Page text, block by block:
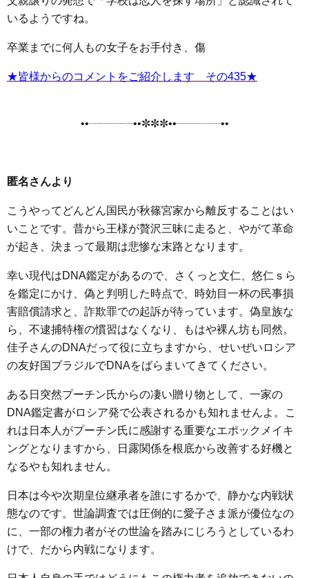
いるようですね。
卒業までに何人もの女子をお手付き、傷
★皆様からのコメントをご紹介します その435★
••┈┈┈┈••✼✼✼••┈┈┈┈••
匿名さんより
こうやってどんどん国民が秋篠宮家から離反することはい
いことです。昔から王様が贅沢三昧に走ると、やがて革命
が起き、決まって最期は悲惨な末路となります。
幸い現代はDNA鑑定があるので、さくっと文仁、悠仁ｓら
を鑑定にかけ、偽と判明した時点で、時効目一杯の民事損
害賠償請求と、詐欺罪での起訴が待っています。偽皇族な
ら、不逮捕特権の慣習はなくなり、もはや裸ん坊も同然。
佳子さんのDNAだって役に立ちますから、せいぜいロシア
の友好国ブラジルでDNAをばらまいてきてください。
ある日突然プーチン氏からの凄い贈り物として、一家の
DNA鑑定書がロシア発で公表されるかも知れませんよ。こ
れは日本人がプーチン氏に感謝する重要なエポックメイキ
ングとなりますから、日露関係を根底から改善する好機と
なるやも知れません。
日本は今や次期皇位継承者を誰にするかで、静かな内戦状
態なのです。世論調査では圧倒的に愛子さま派が優位なの
に、一部の権力者がその世論を踏みにじろうとしているわ
けで、だから内戦になります。